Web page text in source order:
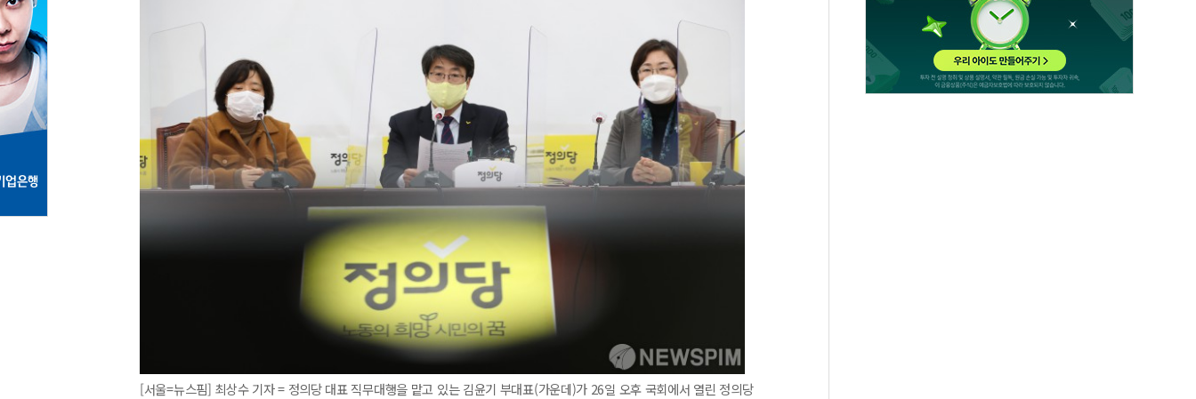
[서울=뉴스핌] 최상수 기자 = 정의당 대표 직무대행을 맡고 있는 김윤기 부대표(가운데)가 26일 오후 국회에서 열린 정의당